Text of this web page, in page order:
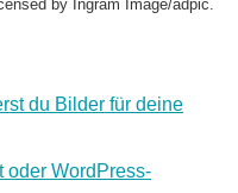
by Ingram Image/adpic.
du Bilder für deine
oder WordPress-